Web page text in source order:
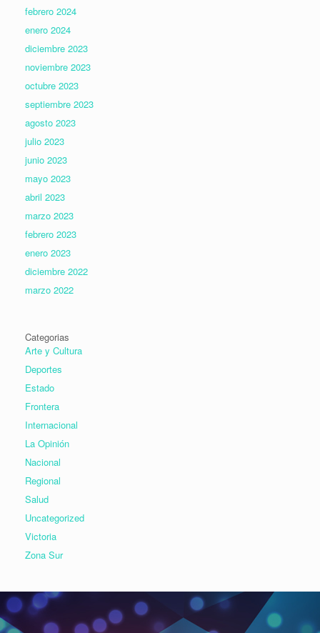
febrero 2024
enero 2024
diciembre 2023
noviembre 2023
octubre 2023
septiembre 2023
agosto 2023
julio 2023
junio 2023
mayo 2023
abril 2023
marzo 2023
febrero 2023
enero 2023
diciembre 2022
marzo 2022
Categorias
Arte y Cultura
Deportes
Estado
Frontera
Internacional
La Opinión
Nacional
Regional
Salud
Uncategorized
Victoria
Zona Sur